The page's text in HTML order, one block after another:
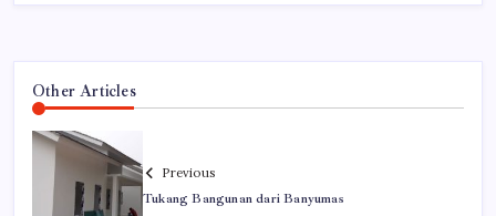
Other Articles
Previous
Tukang Bangunan dari Banyumas